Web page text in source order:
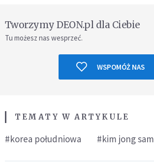
Tworzymy DEON.pl dla Ciebie
Tu możesz nas wesprzeć.
WSPOMÓŻ NAS
TEMATY W ARTYKULE
#korea południowa #kim jong sam